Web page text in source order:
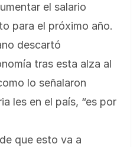
el salario
para el próximo año.
descartó
tras esta alza al
lo señalaron
les en el país, “es por
que esto va a